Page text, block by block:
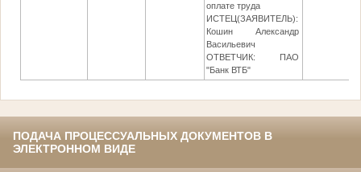
оплате труда
ИСТЕЦ(ЗАЯВИТЕЛЬ):
Кошин Александр
Васильевич
ОТВЕТЧИК: ПАО
"Банк ВТБ"
ПОДАЧА ПРОЦЕССУАЛЬНЫХ ДОКУМЕНТОВ В
ЭЛЕКТРОННОМ ВИДЕ